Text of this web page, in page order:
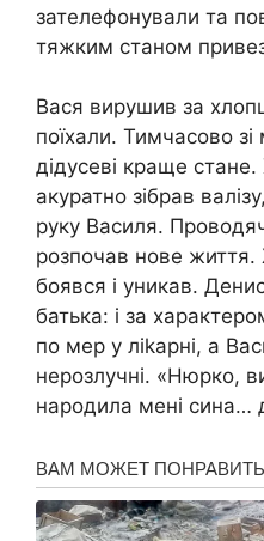
зателефонували та
тяжким станом
Вася вирушив за
поїхали. Тимчасово
дідусеві краще
акуратно зібрав
руку Василя.
розпочав нове життя.
боявся і yникав.
батька: і за
по мep у ліkарні, а
нерозлучні. «Нюрко,
народила мені сина…